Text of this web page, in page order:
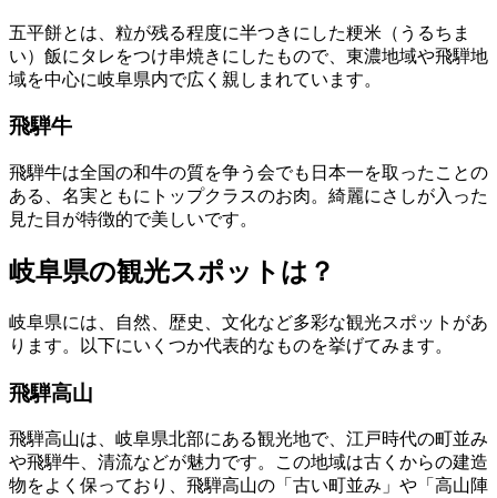
五平餅とは、粒が残る程度に半つきにした粳米（うるちま
い）飯にタレをつけ串焼きにしたもので、東濃地域や飛騨地
域を中心に岐阜県内で広く親しまれています。
飛騨牛
飛騨牛は全国の和牛の質を争う会でも日本一を取ったことの
ある、名実ともにトップクラスのお肉。綺麗にさしが入った
見た目が特徴的で美しいです。
岐阜県の観光スポットは？
岐阜県には、自然、歴史、文化など多彩な観光スポットがあ
ります。以下にいくつか代表的なものを挙げてみます。
飛騨高山
飛騨高山は、岐阜県北部にある観光地で、江戸時代の町並み
や飛騨牛、清流などが魅力です。この地域は古くからの建造
物をよく保っており、飛騨高山の「古い町並み」や「高山陣